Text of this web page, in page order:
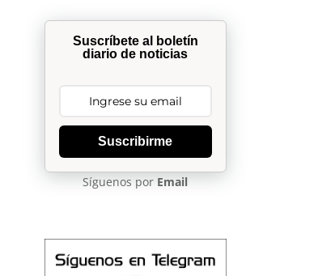
Suscríbete al boletín
diario de noticias
Suscribirme
Síguenos por Email